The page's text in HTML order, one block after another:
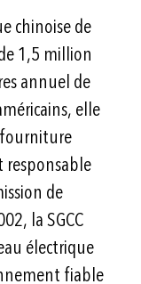
chinoise de
1,5 million
annuel de
elle
responsable
de
la SGCC
électrique
fiable